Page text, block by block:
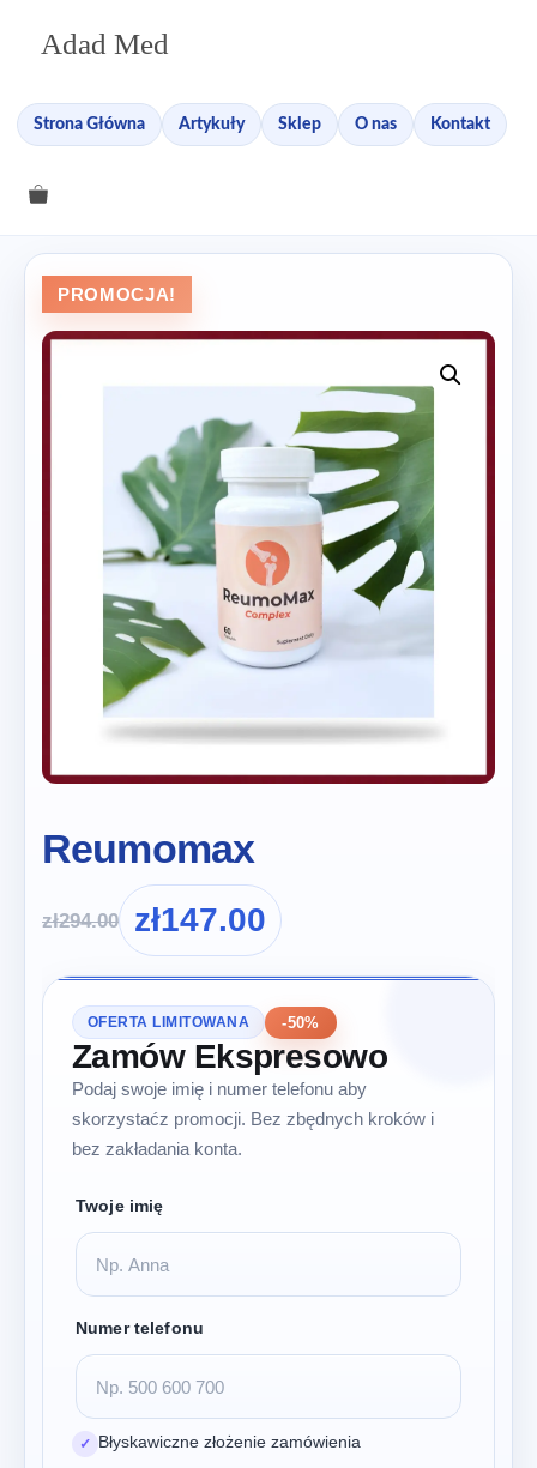
Adad Med
Strona Główna Artykuły Sklep O nas Kontakt
PROMOCJA!
Reumomax
zł294.00 zł147.00
OFERTA LIMITOWANA -50%
Zamów Ekspresowo
Podaj swoje imię i numer telefonu aby
skorzystaćz promocji. Bez zbędnych kroków i
bez zakładania konta.
Twoje imię
Numer telefonu
✓ Błyskawiczne złożenie zamówienia